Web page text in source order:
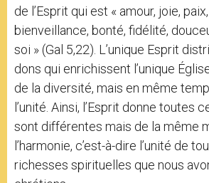
de l’Esprit qui est « amour, joie,
bienveillance, bonté, fidélité,
soi » (Gal 5,22). L’unique Esprit
dons qui enrichissent l’unique
de la diversité, mais en même
l’unité. Ainsi, l’Esprit donne toutes
sont différentes mais de la même
l’harmonie, c’est-à-dire l’unité de
richesses spirituelles que nous